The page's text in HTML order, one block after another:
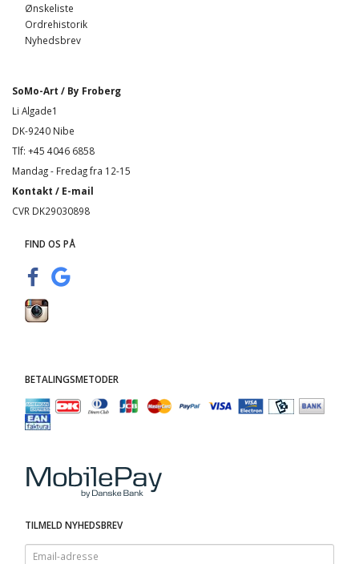
Ønskeliste
Ordrehistorik
Nyhedsbrev
SoMo-Art / By Froberg
Li Algade1
DK-9240 Nibe
Tlf: +45 4046 6858
Mandag - Fredag fra 12-15
Kontakt / E-mail
CVR DK29030898
FIND OS PÅ
BETALINGSMETODER
TILMELD NYHEDSBREV
Email-